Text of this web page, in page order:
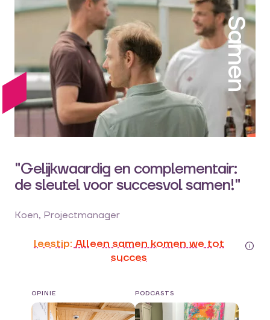
Samen
"Gelijkwaardig en complementair:
de sleutel voor succesvol samen!"
Koen, Projectmanager
leestip:Alleen samen komen we tot
succes
OPINIE PODCASTS